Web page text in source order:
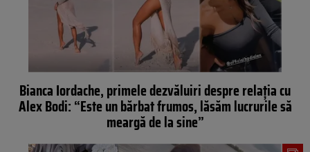
Bianca Iordache, primele dezvăluiri despre relația cu
Alex Bodi: “Este un bărbat frumos, lăsăm lucrurile să
meargă de la sine”